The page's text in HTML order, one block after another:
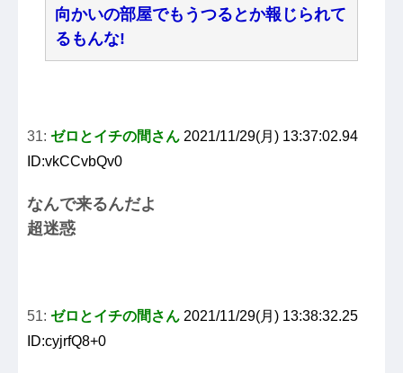
向かいの部屋でもうつるとか報じられて
るもんな!
31: ゼロとイチの間さん 2021/11/29(月) 13:37:02.94
ID:vkCCvbQv0
なんで来るんだよ
超迷惑
51: ゼロとイチの間さん 2021/11/29(月) 13:38:32.25
ID:cyjrfQ8+0